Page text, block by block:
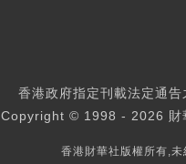
香港政府指定刊載法定通
Copyright © 1998 - 2026 財
香港財華社版權所有,未